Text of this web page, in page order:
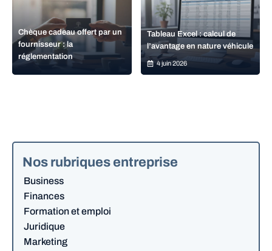
Chèque cadeau offert par un
fournisseur : la
réglementation
Tableau Excel : calcul de
l’avantage en nature véhicule
4 juin 2026
Nos rubriques entreprise
Business
Finances
Formation et emploi
Juridique
Marketing